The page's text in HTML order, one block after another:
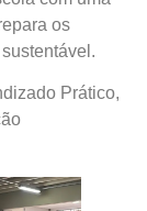
os
Prático,